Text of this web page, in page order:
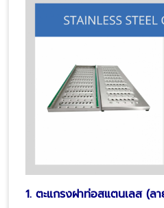
1. ตะแกรงฝาท่อสแตนเลส (